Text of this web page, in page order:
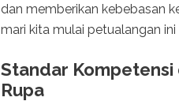
dan memberikan kebebasan
mari kita mulai petualangan
Standar Kompetensi
Rupa